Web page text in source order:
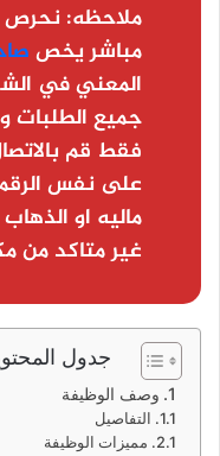
ملاحظه: نحرص
مباشر يخص
المعني في
جميع الطلبات
فقط قم
على نفس
ماليه او
غير متاكد من
جدول
وصف الوظيفة
التفاصيل
مميزات الوظيفة